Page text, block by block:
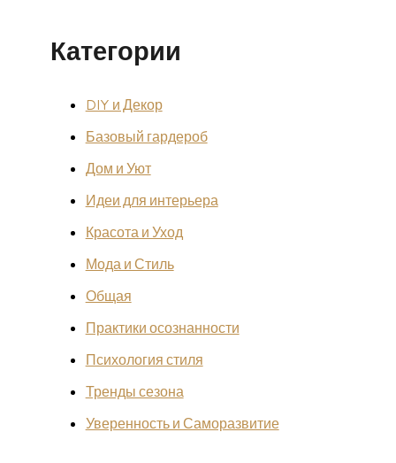
Категории
DIY и Декор
Базовый гардероб
Дом и Уют
Идеи для интерьера
Красота и Уход
Мода и Стиль
Общая
Практики осознанности
Психология стиля
Тренды сезона
Уверенность и Саморазвитие